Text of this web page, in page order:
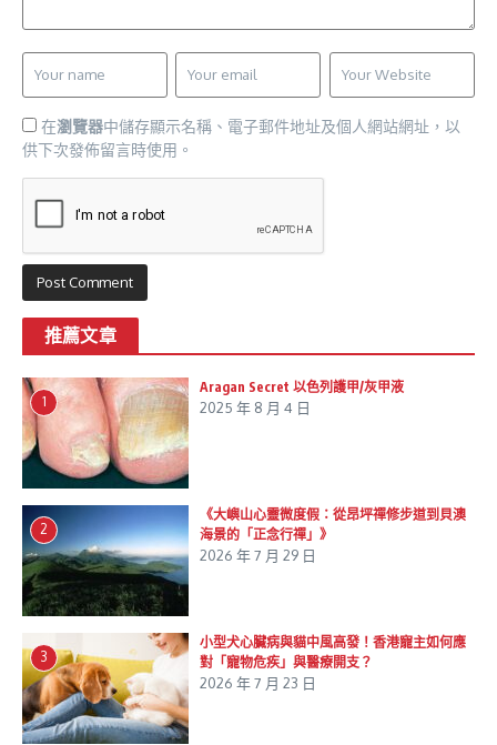
在瀏覽器中儲存顯示名稱、電子郵件地址及個人網站網址，以
供下次發佈留言時使用。
推薦文章
1
Aragan Secret 以色列護甲/灰甲液
2025 年 8 月 4 日
2
《大嶼山心靈微度假：從昂坪禪修步道到貝澳
海景的「正念行禪」》
2026 年 7 月 29 日
3
小型犬心臟病與貓中風高發！香港寵主如何應
對「寵物危疾」與醫療開支？
2026 年 7 月 23 日